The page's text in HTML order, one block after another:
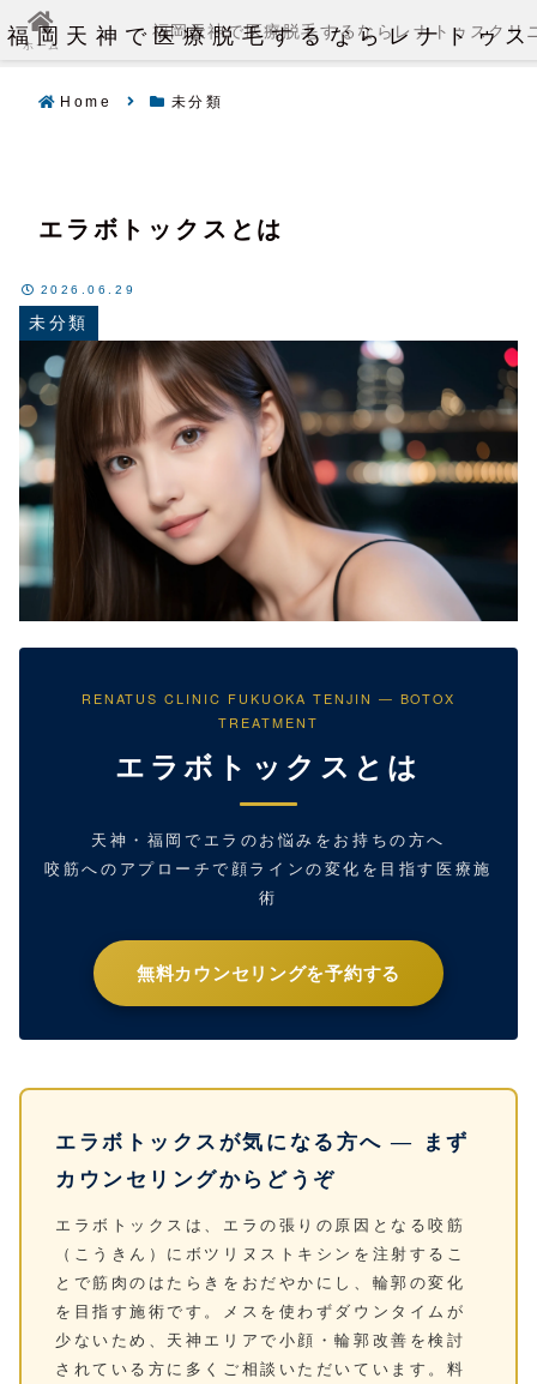
福岡天神で医療脱毛するならレナトゥ
Home 未分類
エラボトックスとは
未分類
2026.06.29
RENATUS CLINIC FUKUOKA TENJIN — BOTOX
TREATMENT
エラボトックスとは
天神・福岡でエラのお悩みをお持ちの方へ
咬筋へのアプローチで顔ラインの変化を目指す医療施
術
無料カウンセリングを予約する
エラボトックスが気になる方へ — まず
カウンセリングからどうぞ
エラボトックスは、エラの張りの原因となる咬筋
（こうきん）にボツリヌストキシンを注射するこ
とで筋肉のはたらきをおだやかにし、輪郭の変化
を目指す施術です。メスを使わずダウンタイムが
少ないため、天神エリアで小顔・輪郭改善を検討
されている方に多くご相談いただいています。料
ホーム
福岡天神で医療脱毛するならレナトゥスクリ